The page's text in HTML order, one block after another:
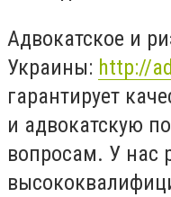
Адвокатское и
Украины: http://
гарантирует
и адвокатскую
вопросам. У нас